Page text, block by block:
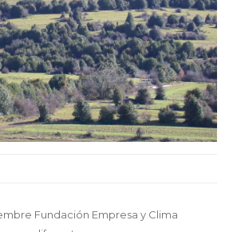
Fundación Empresa y Clima